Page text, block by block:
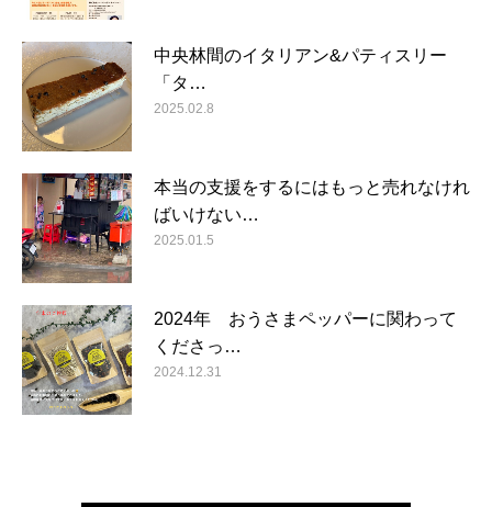
中央林間のイタリアン&パティスリー
「タ…
2025.02.8
本当の支援をするにはもっと売れなけれ
ばいけない…
2025.01.5
2024年 おうさまペッパーに関わって
くださっ…
2024.12.31